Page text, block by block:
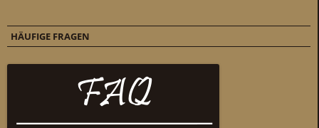
HÄUFIGE FRAGEN